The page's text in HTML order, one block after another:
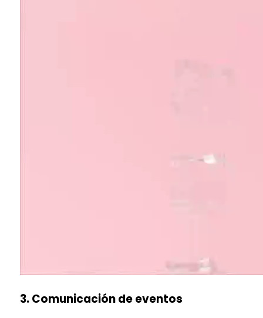
3. Comunicación de eventos